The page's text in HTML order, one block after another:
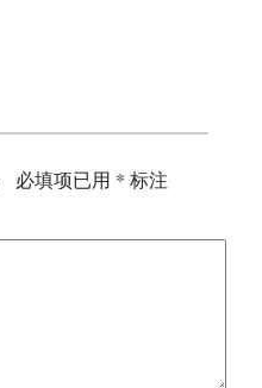
必填项已用 * 标注